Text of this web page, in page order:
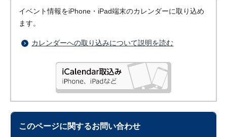
イベント情報をiPhone・iPad端末のカレンダーに取り込め
ます。
カレンダーへの取り込みについて説明を読む
このページに関するお問い合わせ